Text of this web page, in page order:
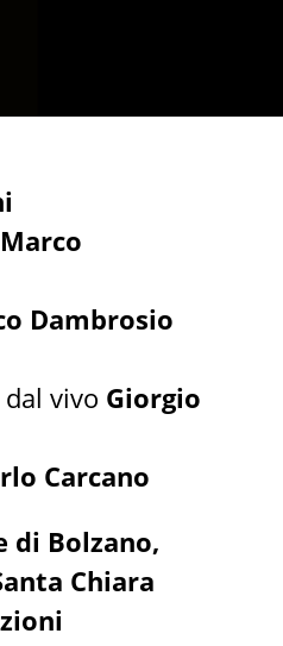
Marco
Dambrosio
vivo Giorgio
Carcano
di Bolzano,
Chiara